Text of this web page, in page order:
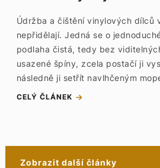
Údržba a čištění vinylových dílců
nepřidělají. Jedná se o
podlaha čistá, tedy bez
usazené špíny, zcela postačí ji
následně ji setřít navlhčeným
CELÝ ČLÁNEK
Zobrazit další články